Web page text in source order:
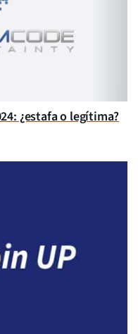
¿estafa o legítima?